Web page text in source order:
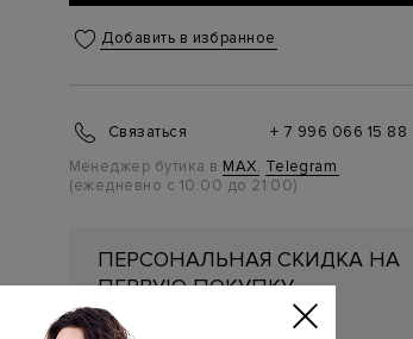
Добавить в избранное
Связаться
+ 7 996 066 15 88
Менеджер бутика в MAX, Telegram
(ежедневно с 10:00 до 21:00)
ПЕРСОНАЛЬНАЯ СКИДКА НА
ПЕРВУЮ ПОКУПКУ
Подробнее